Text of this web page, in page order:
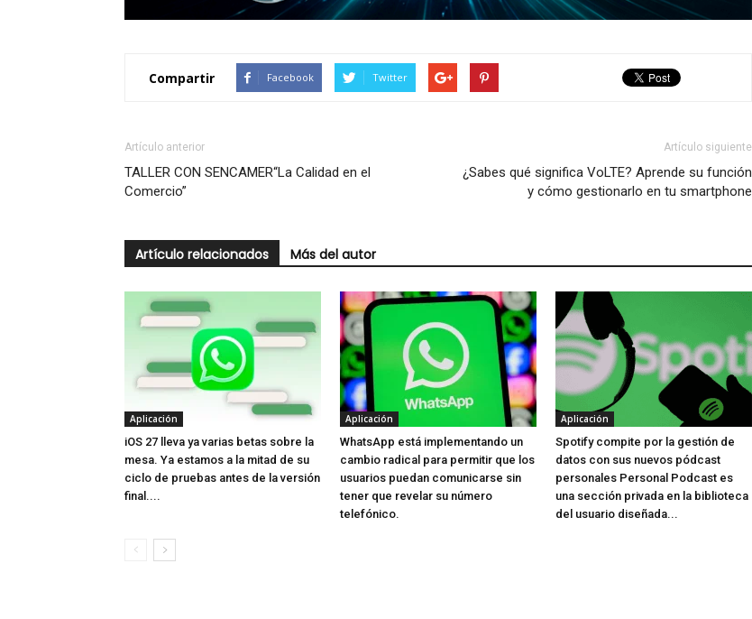
Compartir Facebook Twitter
Artículo anterior
TALLER CON SENCAMER“La Calidad en el
Comercio”
Artículo siguiente
¿Sabes qué significa VoLTE? Aprende su función
y cómo gestionarlo en tu smartphone
Artículo relacionados Más del autor
Aplicación
iOS 27 lleva ya varias betas sobre la
mesa. Ya estamos a la mitad de su
ciclo de pruebas antes de la versión
final....
Aplicación
WhatsApp está implementando un
cambio radical para permitir que los
usuarios puedan comunicarse sin
tener que revelar su número
telefónico.
Aplicación
Spotify compite por la gestión de
datos con sus nuevos pódcast
personales Personal Podcast es
una sección privada en la biblioteca
del usuario diseñada...